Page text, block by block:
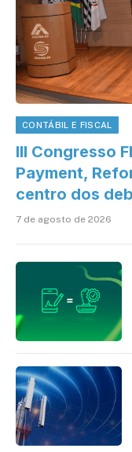
CONTÁBIL E FISCAL
III Congresso
Payment,
centro dos
7 de agosto de 2026